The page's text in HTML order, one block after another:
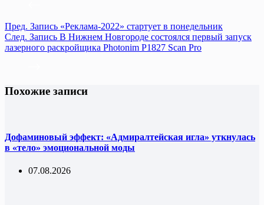
Пред. Запись «Реклама‑2022» стартует в понедельник
След. Запись В Нижнем Новгороде состоялся первый запуск
лазерного раскройщика Photonim P1827 Scan Pro
Похожие записи
Дофаминовый эффект: «Адмиралтейская игла» уткнулась
в «тело» эмоциональной моды
07.08.2026